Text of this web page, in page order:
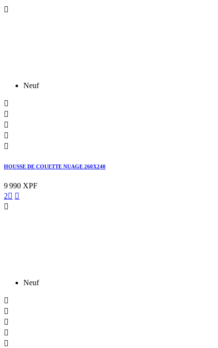

Neuf





HOUSSE DE COUETTE NUAGE 260X240
9 990 XPF
2 

Neuf




